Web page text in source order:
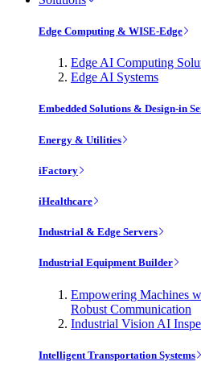
Edge Computing & WISE-Edge
Edge AI Computing
Edge AI Systems
Embedded Solutions & Design-in
Energy & Utilities
iFactory
iHealthcare
Industrial & Edge Servers
Industrial Equipment Builder
Empowering Machines
Robust Communication
Industrial Vision AI
Intelligent Transportation Systems